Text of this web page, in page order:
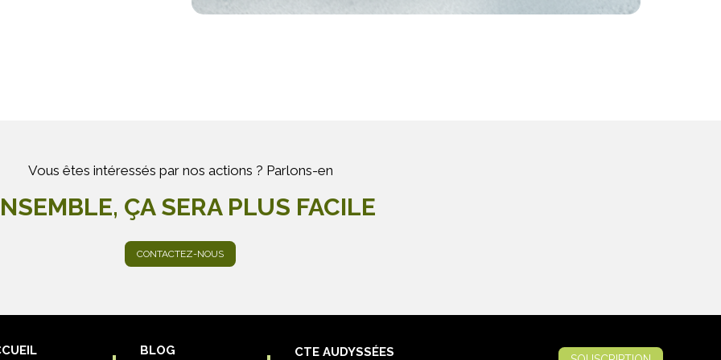
Vous êtes intéressés par nos actions ? Parlons-en
ÇA SERA PLUS FACILE
CONTACTEZ-NOUS
BLOG CTE AUDYSSÉES